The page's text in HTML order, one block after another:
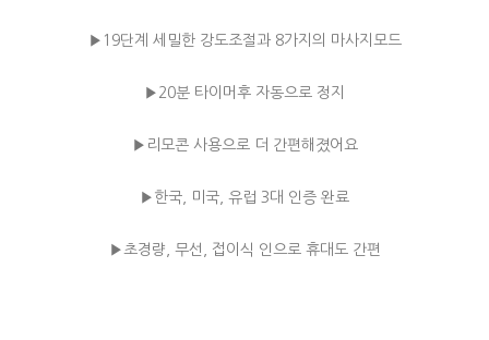
▶️19단계 세밀한 강도조절과 8가지의 마사지모드
▶️20분 타이머후 자동으로 정지
▶️리모콘 사용으로 더 간편해졌어요
▶️한국, 미국, 유럽 3대 인증 완료
▶️초경량, 무선, 접이식 인으로 휴대도 간편